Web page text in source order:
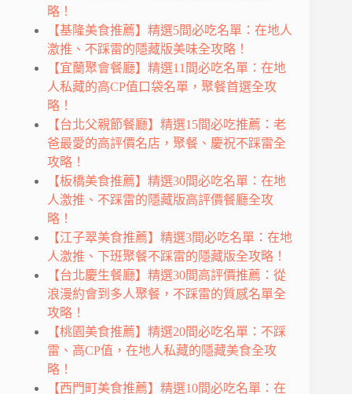
略！
【基隆美食推薦】精選5間必吃名單：在地人
激推、不踩雷的隱藏版美味全攻略！
【宜蘭聚會餐廳】精選11間必吃名單：在地
人私藏的高CP值口袋名單，聚餐首選全攻
略！
【台北父親節餐廳】精選15間必吃推薦：老
爸最愛的高評價名店，聚餐、慶祝不踩雷全
攻略！
【板橋美食推薦】精選30間必吃名單：在地
人激推、不踩雷的隱藏版高評價餐廳全攻
略！
【江子翠美食推薦】精選3間必吃名單：在地
人激推、下班聚餐不踩雷的隱藏版全攻略！
【台北慶生餐廳】精選30間高評價推薦：從
浪漫約會到多人聚餐，不踩雷的質感名單全
攻略！
【桃園美食推薦】精選20間必吃名單：不踩
雷、高CP值，在地人私藏的隱藏美食全攻
略！
【西門町美食推薦】精選10間必吃名單：在